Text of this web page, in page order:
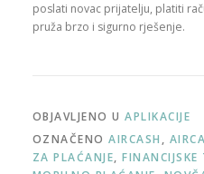
poslati novac prijatelju, platiti
pruža brzo i sigurno rješenje.
OBJAVLJENO UAPLIKACIJE
OZNAČENOAIRCASH,
ZA PLAĆANJE,FINANCIJSKE